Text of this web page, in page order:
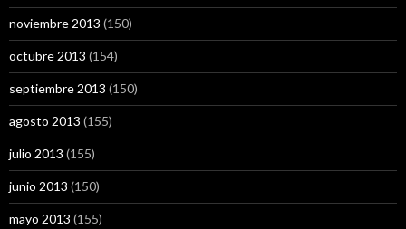
noviembre 2013 (150)
octubre 2013 (154)
septiembre 2013 (150)
agosto 2013 (155)
julio 2013 (155)
junio 2013 (150)
mayo 2013 (155)